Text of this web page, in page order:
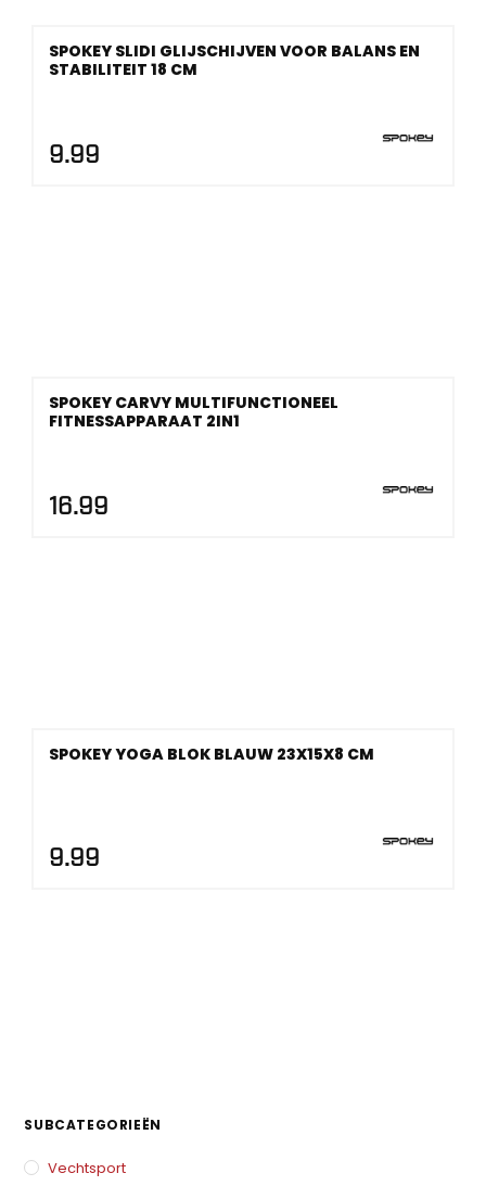
SPOKEY SLIDI GLIJSCHIJVEN VOOR BALANS EN
STABILITEIT 18 CM
9.99
SPOKEY CARVY MULTIFUNCTIONEEL
FITNESSAPPARAAT 2IN1
16.99
SPOKEY YOGA BLOK BLAUW 23X15X8 CM
9.99
SUBCATEGORIEËN
Vechtsport